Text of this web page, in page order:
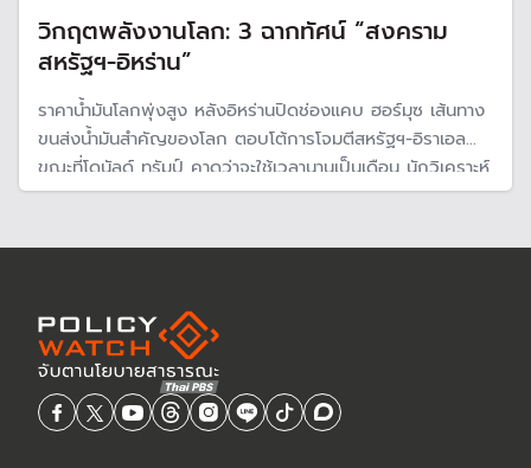
วิกฤตพลังงานโลก: 3 ฉากทัศน์ “สงคราม
สหรัฐฯ-อิหร่าน”
ราคาน้ำมันโลกพุ่งสูง หลังอิหร่านปิดช่องแคบ ฮอร์มุซ เส้นทาง
ขนส่งน้ำมันสำคัญของโลก ตอบโต้การโจมตีสหรัฐฯ-อิราเอล
ขณะที่โดนัลด์ ทรัมป์ คาดว่าจะใช้เวลานานเป็นเดือน นักวิเคราะห์
ชี้ไทยเสี่ยงกระทบหนัก เหตุพึ่งพาน้ำเข้าพลังงานสัดส่วนที่สูงถึง
ประเทศ